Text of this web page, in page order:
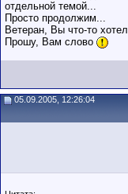
отдельной темой...
Просто продолжим...
Ветеран, Вы что-то
Прошу, Вам слово
05.09.2005, 12:26:04